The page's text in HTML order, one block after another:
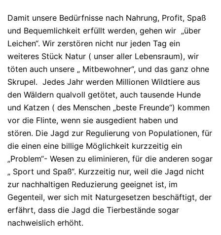
Damit unsere Bedürfnisse nach Nahrung, Profit, Spaß
und Bequemlichkeit erfüllt werden, gehen wir „über
Leichen“. Wir zerstören nicht nur jeden Tag ein
weiteres Stück Natur ( unser aller Lebensraum), wir
töten auch unsere „ Mitbewohner“, und das ganz ohne
Skrupel. Jedes Jahr werden Millionen Wildtiere aus
den Wäldern qualvoll getötet, auch tausende Hunde
und Katzen ( des Menschen „beste Freunde“) kommen
vor die Flinte, wenn sie ausgedient haben und
stören. Die Jagd zur Regulierung von Populationen, für
die einen eine billige Möglichkeit kurzzeitig ein
„Problem“- Wesen zu eliminieren, für die anderen sogar
„ Sport und Spaß“. Kurzzeitig nur, weil die Jagd nicht
zur nachhaltigen Reduzierung geeignet ist, im
Gegenteil, wer sich mit Naturgesetzen beschäftigt, der
erfährt, dass die Jagd die Tierbestände sogar
nachweislich erhöht.